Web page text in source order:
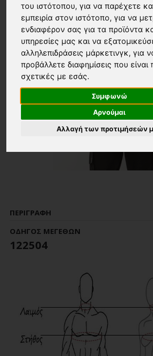
του ιστότοπου,για να παρέχετε
εμπειρία στον ιστότοπο,για να
ενδιαφέρον σας για τα προϊόντα
υπηρεσίες μας και να
αλληλεπιδράσεις μάρκετινγκ,για
προβάλλετε διαφημίσεις που είναι
σχετικές με εσάς.
Συμφωνώ
Αρνούμαι
Αλλαγή των προτιμήσεών
ΠΕΡΙΓΡΑΦΉ
ΟΔΗΓΌΣ ΜΕΓΕΘΏΝ
122504